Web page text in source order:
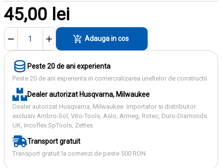
45,00 lei
Adauga in cos
Peste 20 de ani experienta
Peste 20 de ani experienta in comercializarea uneltelor de constructii
Dealer autorizat Husqvarna, Milwaukee
Dealer autorizat Husqvarna, Milwaukee. Importator si distribuitor
exclusiv Ambro-Sol, Vito-Tools, Aslo, Armeg, Rotec, Duro-Diamonds
UK, Incoflex SpTools, Zettex.
Transport gratuit
Transport gratuit la comenzi de peste 500 RON